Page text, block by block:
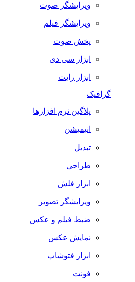
ویرایشگر صوت
ویرایشگر فیلم
پخش صوت
ابزار سی دی
ابزار رایت
گرافیک
پلاگین نرم افزارها
انیمیشن
تبدیل
طراحی
ابزار فلش
ویرایشگر تصویر
ضبط فيلم و عكس
نمایش عکس
ابزار فتوشاپ
فونت